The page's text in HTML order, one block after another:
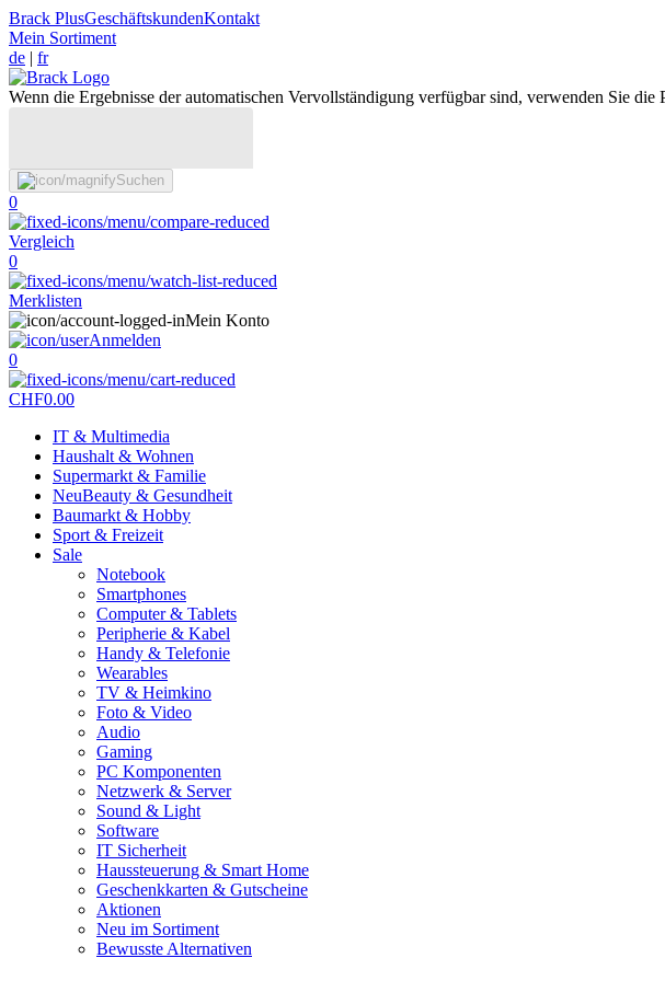
Brack PlusGeschäftskundenKontakt
Mein Sortiment
de | fr
Wenn die Ergebnisse der automatischen Vervollständigung verfügbar sind, verwenden Sie
Suchen
0
Vergleich
0
Merklisten
Mein Konto
Anmelden
0
CHF0.00
IT & Multimedia
Haushalt & Wohnen
Supermarkt & Familie
NeuBeauty & Gesundheit
Baumarkt & Hobby
Sport & Freizeit
Sale
Notebook
Smartphones
Computer & Tablets
Peripherie & Kabel
Handy & Telefonie
Wearables
TV & Heimkino
Foto & Video
Audio
Gaming
PC Komponenten
Netzwerk & Server
Sound & Light
Software
IT Sicherheit
Haussteuerung & Smart Home
Geschenkkarten & Gutscheine
Aktionen
Neu im Sortiment
Bewusste Alternativen